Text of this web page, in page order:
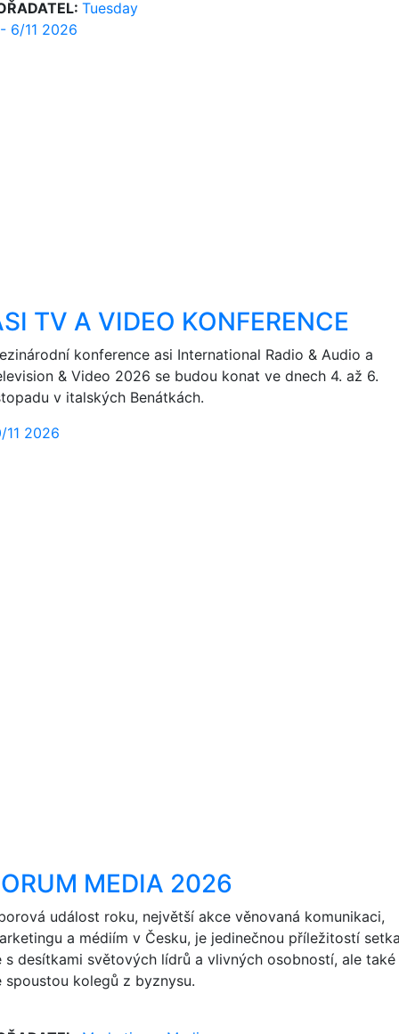
Tuesday
6/11 2026
TV A VIDEO KONFERENCE
konference asi International Radio & Audio a
& Video 2026 se budou konat ve dnech 4. až 6.
v italských Benátkách.
11 2026
MEDIA 2026
událost roku, největší akce věnovaná komunikaci,
a médiím v Česku, je jedinečnou příležitostí
s desítkami světových lídrů a vlivných osobností, ale také
spoustou kolegů z byznysu.